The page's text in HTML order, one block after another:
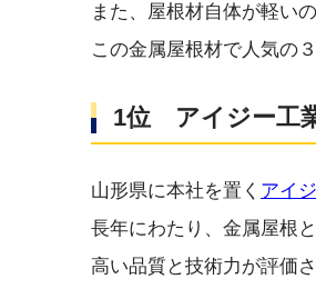
また、屋根材自体が軽い
この金属屋根材で人気の
1位 アイジー工
山形県に本社を置く アイ
長年にわたり、金属屋根
高い品質と技術力が評価